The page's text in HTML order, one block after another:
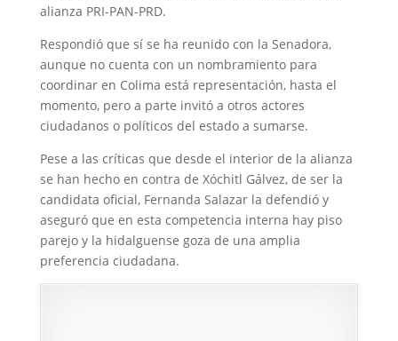
alianza PRI-PAN-PRD.
Respondió que sí se ha reunido con la Senadora,
aunque no cuenta con un nombramiento para
coordinar en Colima está representación, hasta el
momento, pero a parte invitó a otros actores
ciudadanos o políticos del estado a sumarse.
Pese a las críticas que desde el interior de la alianza
se han hecho en contra de Xóchitl Gálvez, de ser la
candidata oficial, Fernanda Salazar la defendió y
aseguró que en esta competencia interna hay piso
parejo y la hidalguense goza de una amplia
preferencia ciudadana.